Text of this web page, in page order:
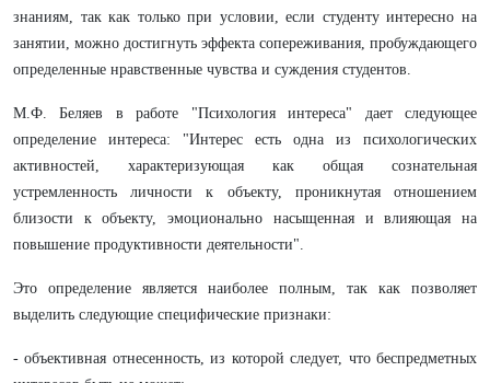
знаниям, так как только при условии, если студенту интересно на
занятии, можно достигнуть эффекта сопереживания, пробуждающего
определенные нравственные чувства и суждения студентов.
М.Ф. Беляев в работе "Психология интереса" дает следующее
определение интереса: "Интерес есть одна из психологических
активностей, характеризующая как общая сознательная
устремленность личности к объекту, проникнутая отношением
близости к объекту, эмоционально насыщенная и влияющая на
повышение продуктивности деятельности".
Это определение является наиболее полным, так как позволяет
выделить следующие специфические признаки:
- объективная отнесенность, из которой следует, что беспредметных